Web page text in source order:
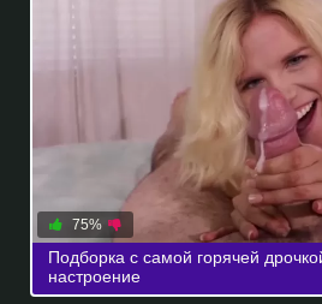
75%
Подборка с самой горячей
настроение